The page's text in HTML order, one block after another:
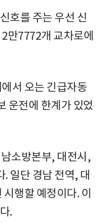
호를 주는 우선 신
만7772개 교차로에
서 오는 긴급자동
운전에 한계가 있었
소방본부, 대전시,
일단 경남 전역, 대
행할 예정이다. 이
.